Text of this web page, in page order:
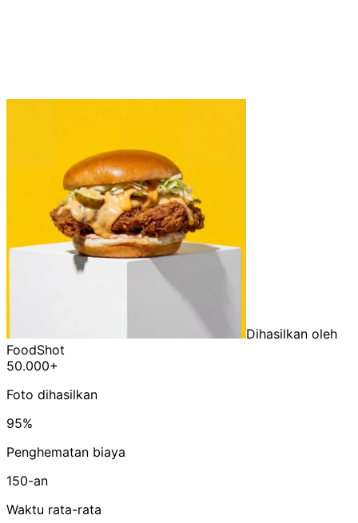
Dihasilkan oleh
FoodShot
50.000+
Foto dihasilkan
95%
Penghematan biaya
150-an
Waktu rata-rata